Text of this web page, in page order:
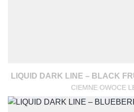
LIQUID DARK LINE – BLACK
CIEMNE OWOCE